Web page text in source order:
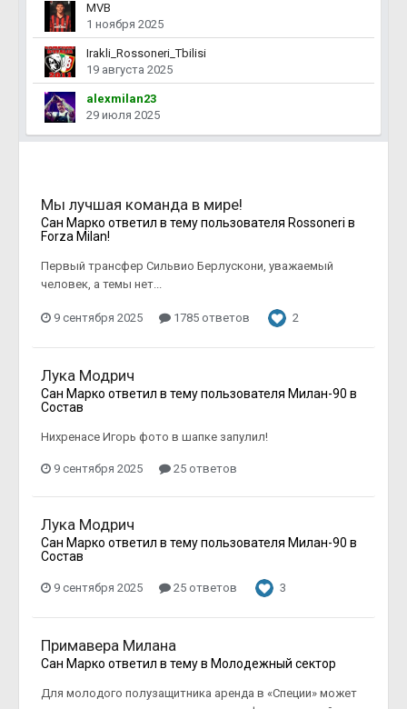
MVB
1 ноября 2025
Irakli_Rossoneri_Tbilisi
19 августа 2025
alexmilan23
29 июля 2025
Мы лучшая команда в мире!
Сан Марко ответил в тему пользователя Rossoneri в
Forza Milan!
Первый трансфер Сильвио Берлускони, уважаемый
человек, а темы нет...
9 сентября 2025 1785 ответов 2
Лука Модрич
Сан Марко ответил в тему пользователя Милан-90 в
Состав
Нихренасе Игорь фото в шапке запулил!
9 сентября 2025 25 ответов
Лука Модрич
Сан Марко ответил в тему пользователя Милан-90 в
Состав
9 сентября 2025 25 ответов 3
Примавера Милана
Сан Марко ответил в тему в Молодежный сектор
Для молодого полузащитника аренда в «Специи» может